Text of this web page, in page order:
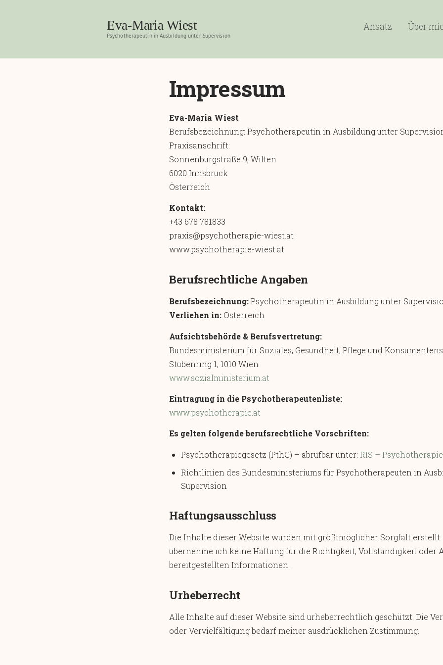
Eva-Maria Wiest
Psychotherapeutin in Ausbildung unter Supervision
Ansatz Über
Impressum
Eva-Maria Wiest
Berufsbezeichnung: Psychotherapeutin in Ausbildung unter
Praxisanschrift:
Sonnenburgstraße 9, Wilten
6020 Innsbruck
Österreich
Kontakt:
+43 678 781833
praxis@psychotherapie-wiest.at
www.psychotherapie-wiest.at
Berufsrechtliche Angaben
Berufsbezeichnung:Psychotherapeutin in Ausbildung unter
Verliehen in: Österreich
Aufsichtsbehörde & Berufsvertretung:
Bundesministerium für Soziales, Gesundheit, Pflege und
Stubenring 1, 1010 Wien
www.sozialministerium.at
Eintragung in die Psychotherapeutenliste:
www.psychotherapie.at
Es gelten folgende berufsrechtliche Vorschriften:
Psychotherapiegesetz (PthG) – abrufbar unter: RIS –
Richtlinien des Bundesministeriums für Psychotherapeuten in
Supervision
Haftungsausschluss
Die Inhalte dieser Website wurden mit größtmöglicher Sorgfalt
übernehme ich keine Haftung für die Richtigkeit, Vollständigkeit oder
bereitgestellten Informationen.
Urheberrecht
Alle Inhalte auf dieser Website sind urheberrechtlich geschützt. Die
oder Vervielfältigung bedarf meiner ausdrücklichen Zustimmung.